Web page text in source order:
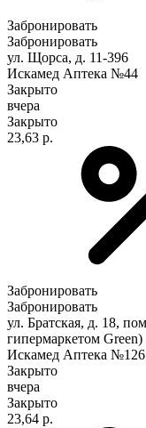
Забронировать
Забронировать
ул. Щорса, д. 11-396
Искамед Аптека №44
Закрыто
вчера
Закрыто
23,63 р.
Забронировать
Забронировать
ул. Братская, д. 18,
гипермаркетом Green)
Искамед Аптека №126
Закрыто
вчера
Закрыто
23,64 р.